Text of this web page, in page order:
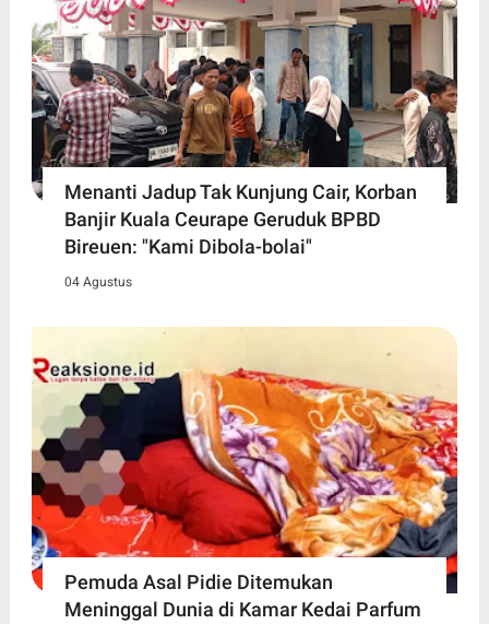
Menanti Jadup Tak Kunjung Cair, Korban
Banjir Kuala Ceurape Geruduk BPBD
Bireuen: "Kami Dibola-bolai"
04 Agustus
Pemuda Asal Pidie Ditemukan
Meninggal Dunia di Kamar Kedai Parfum